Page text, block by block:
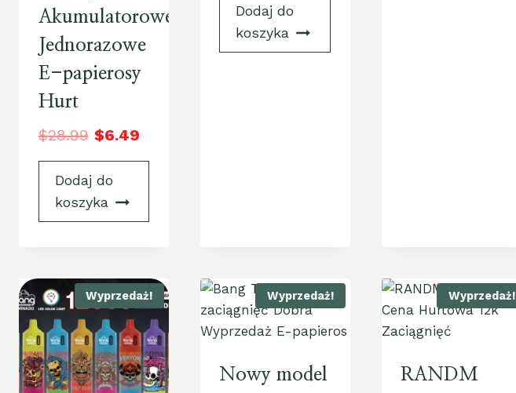
Akumulatorowe
Jednorazowe
E-papierosy
Hurt
$28.99 $6.49
Dodaj do
koszyka
Dodaj do
koszyka
Wyprzedaż! Wyprzedaż!
Nowy model
Wyprzedaż!
RANDM